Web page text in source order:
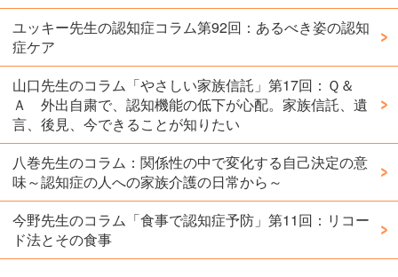
ユッキー先生の認知症コラム第92回：あるべき姿の認知
症ケア
山口先生のコラム「やさしい家族信託」第17回：Ｑ＆
Ａ 外出自粛で、認知機能の低下が心配。家族信託、遺
言、後見、今できることが知りたい
八巻先生のコラム：関係性の中で変化する自己決定の意
味～認知症の人への家族介護の日常から～
今野先生のコラム「食事で認知症予防」第11回：リコー
ド法とその食事